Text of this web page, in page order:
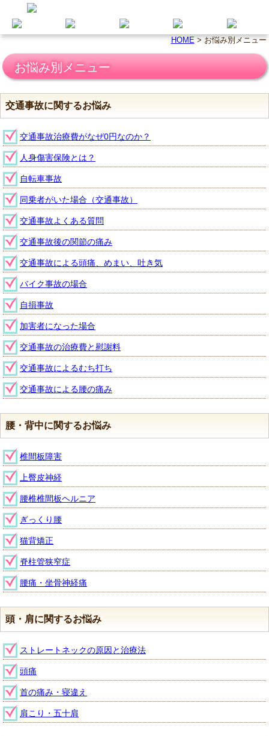
HOME>お悩み別メニュー
お悩み別メニュー
交通事故に関するお悩み
交通事故治療費がなぜ0円なのか？
人身傷害保険とは？
自転車事故
同乗者がいた場合（交通事故）
交通事故よくある質問
交通事故後の関節の痛み
交通事故による頭痛、めまい、吐き気
バイク事故の場合
自損事故
加害者になった場合
交通事故の治療費と慰謝料
交通事故によるむち打ち
交通事故による腰の痛み
腰・背中に関するお悩み
椎間板障害
上臀皮神経
腰椎椎間板ヘルニア
ぎっくり腰
猫背矯正
脊柱管狭窄症
腰痛・坐骨神経痛
頭・肩に関するお悩み
ストレートネックの原因と治療法
頭痛
首の痛み・寝違え
肩こり・五十肩